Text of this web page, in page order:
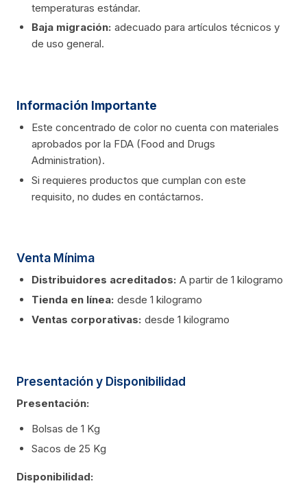
temperaturas estándar.
Baja migración: adecuado para artículos técnicos y
de uso general.
Información Importante
Este concentrado de color no cuenta con materiales
aprobados por la FDA (Food and Drugs
Administration).
Si requieres productos que cumplan con este
requisito, no dudes en contáctarnos.
Venta Mínima
Distribuidores acreditados: A partir de 1 kilogramo
Tienda en línea: desde 1 kilogramo
Ventas corporativas: desde 1 kilogramo
Presentación y Disponibilidad
Presentación:
Bolsas de 1 Kg
Sacos de 25 Kg
Disponibilidad: